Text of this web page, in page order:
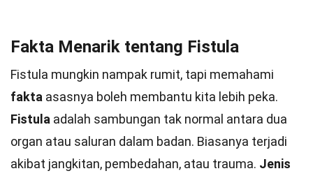
Fakta Menarik tentang Fistula
Fistula mungkin nampak rumit, tapi memahami
fakta asasnya boleh membantu kita lebih peka.
Fistula adalah sambungan tak normal antara dua
organ atau saluran dalam badan. Biasanya terjadi
akibat jangkitan, pembedahan, atau trauma. Jenis